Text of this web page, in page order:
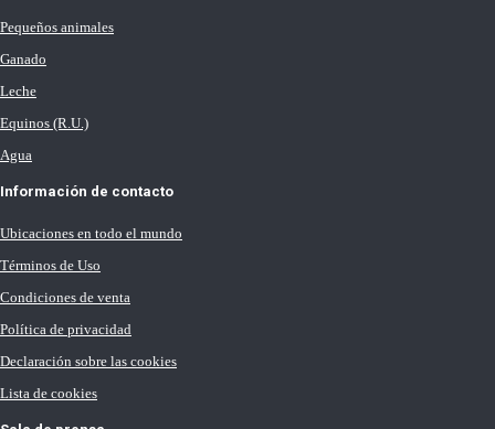
Pequeños animales
Ganado
Leche
Equinos (R.U.)
Agua
Información de contacto
Ubicaciones en todo el mundo
Términos de Uso
Condiciones de venta
Política de privacidad
Declaración sobre las cookies
Lista de cookies